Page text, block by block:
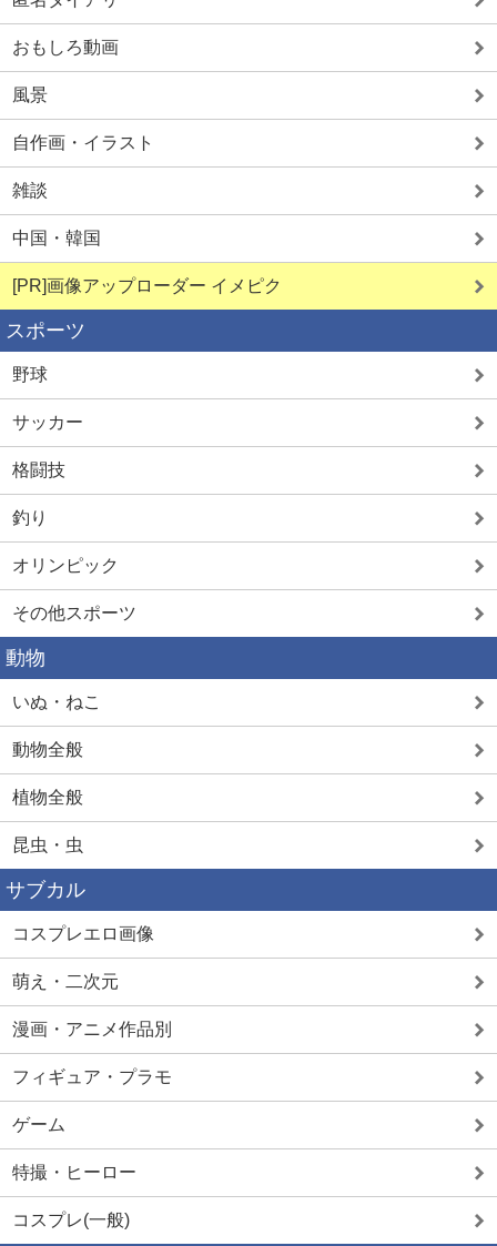
おもしろ動画
風景
自作画・イラスト
雑談
中国・韓国
[PR]画像アップローダー イメピク
スポーツ
野球
サッカー
格闘技
釣り
オリンピック
その他スポーツ
動物
いぬ・ねこ
動物全般
植物全般
昆虫・虫
サブカル
コスプレエロ画像
萌え・二次元
漫画・アニメ作品別
フィギュア・プラモ
ゲーム
特撮・ヒーロー
コスプレ(一般)